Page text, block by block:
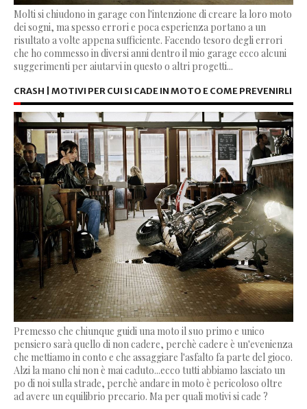
Molti si chiudono in garage con l'intenzione di creare la loro moto
dei sogni, ma spesso errori e poca esperienza portano a un
risultato a volte appena sufficiente. Facendo tesoro degli errori
che ho commesso in diversi anni dentro il mio garage ecco alcuni
suggerimenti per aiutarvi in questo o altri progetti...
CRASH | MOTIVI PER CUI SI CADE IN MOTO E COME PREVENIRLI
Premesso che chiunque guidi una moto il suo primo e unico
pensiero sarà quello di non cadere, perchè cadere è un'evenienza
che mettiamo in conto e che assaggiare l'asfalto fa parte del gioco.
Alzi la mano chi non è mai caduto...ecco tutti abbiamo lasciato un
po di noi sulla strade, perchè andare in moto è pericoloso oltre
ad avere un equilibrio precario. Ma per quali motivi si cade ?